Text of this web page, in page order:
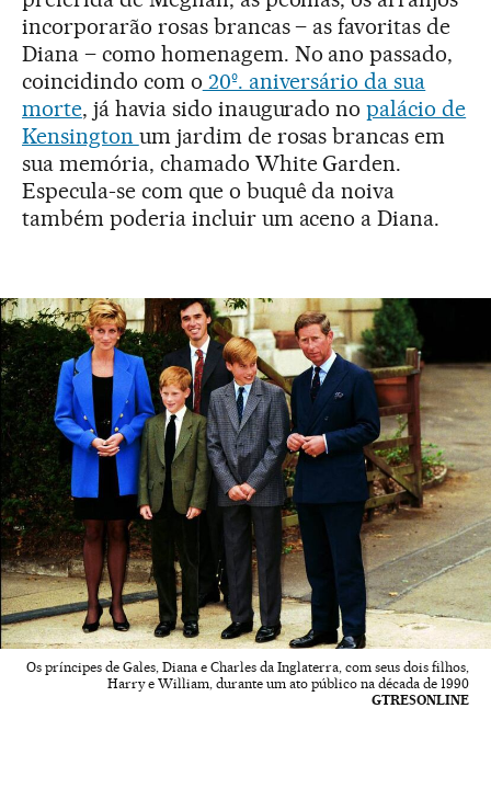
incorporarão rosas brancas – as favoritas de
Diana – como homenagem. No ano passado,
coincidindo com o 20º. aniversário da sua
morte, já havia sido inaugurado nopalácio de
Kensington um jardim de rosas brancas em
sua memória, chamado White Garden.
Especula-se com que o buquê da noiva
também poderia incluir um aceno a Diana.
Os príncipes de Gales, Diana e Charles da Inglaterra, com seus dois filhos,
Harry e William, durante um ato público na década de 1990
GTRESONLINE